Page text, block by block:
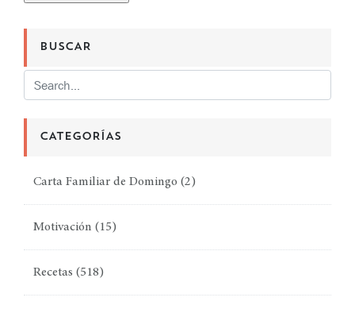
BUSCAR
CATEGORÍAS
Carta Familiar de Domingo (2)
Motivación (15)
Recetas (518)